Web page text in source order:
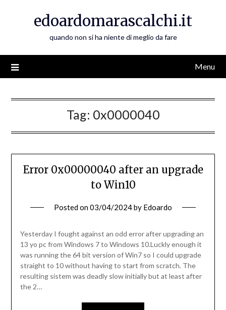
edoardomarascalchi.it
quando non si ha niente di meglio da fare
Menu
Tag: 0x0000040
Error 0x00000040 after an upgrade
to Win10
Posted on03/04/2024by Edoardo
Yesterday I fought against an odd error after upgrading an
13 yo pc from Windows 7 to Windows 10.Luckly enough it
was running the 64 bit version of Win7 so I could upgrade
straight to 10 without having to start from scratch. The
resulting sistem was deadly slow initially but at least after
the 2…